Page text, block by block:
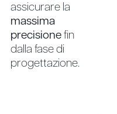
assicurare la
massima
precisionefin
dalla fase di
progettazione.